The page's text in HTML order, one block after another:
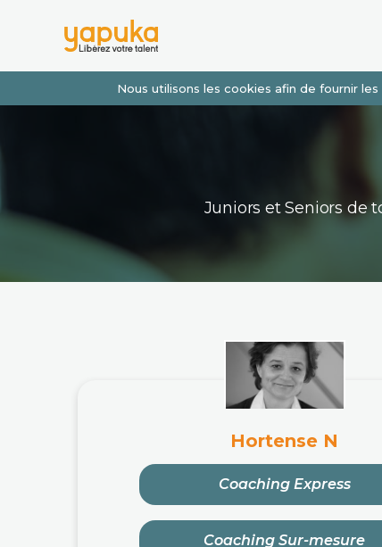
Nous utilisons les cookies afin de fournir
Juniors et Seniors de
Hortense N
Coaching Express
Coaching Sur-mesure